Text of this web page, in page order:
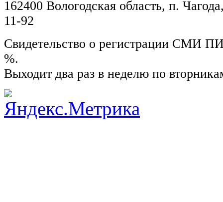
162400 Вологодская область, п.
11-92
Свидетельство о регистрации СМИ
%.
Выходит два раз в неделю по